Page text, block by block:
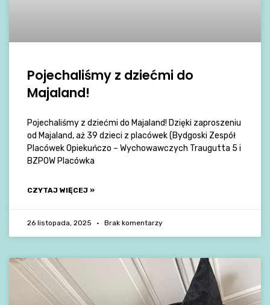
Pojechaliśmy z dziećmi do
Majaland!
Pojechaliśmy z dziećmi do Majaland! Dzięki zaproszeniu
od Majaland, aż 39 dzieci z placówek (Bydgoski Zespół
Placówek Opiekuńczo – Wychowawczych Traugutta 5 i
BZPOW Placówka
CZYTAJ WIĘCEJ »
26 listopada, 2025 Brak komentarzy